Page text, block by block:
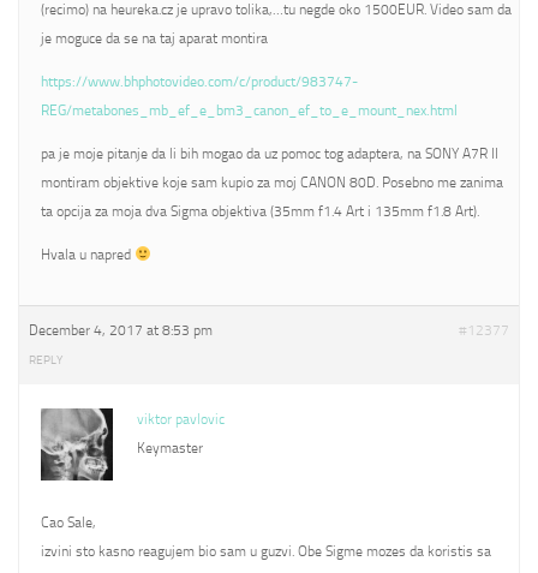
(recimo) na heureka.cz je upravo tolika,…tu negde oko 1500EUR. Video sam da
je moguce da se na taj aparat montira
https://www.bhphotovideo.com/c/product/983747-
REG/metabones_mb_ef_e_bm3_canon_ef_to_e_mount_nex.html
pa je moje pitanje da li bih mogao da uz pomoc tog adaptera, na SONY A7R II
montiram objektive koje sam kupio za moj CANON 80D. Posebno me zanima
ta opcija za moja dva Sigma objektiva (35mm f1.4 Art i 135mm f1.8 Art).
Hvala u napred
December 4, 2017 at 8:53 pm #12377
REPLY
viktor pavlovic
Keymaster
Cao Sale,
izvini sto kasno reagujem bio sam u guzvi. Obe Sigme mozes da koristis sa